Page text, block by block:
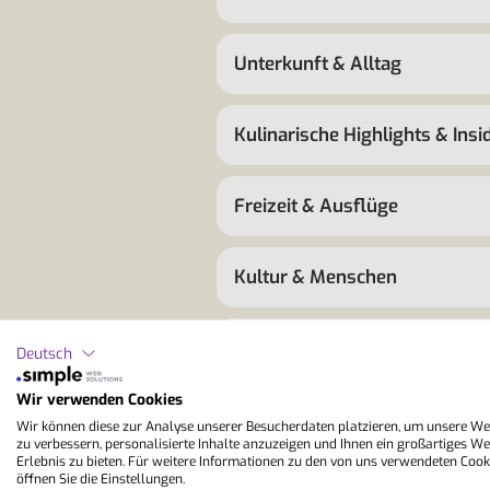
Unterkunft & Alltag
Kulinarische Highlights &
Freizeit & Ausflüge
Kultur & Menschen
Klima & beste Reisezeit
Deutsch
Wir verwenden Cookies
Wir können diese zur Analyse unserer Besucherdaten platzieren, um unsere
zu verbessern, personalisierte Inhalte anzuzeigen und Ihnen ein großartiges
Erlebnis zu bieten. Für weitere Informationen zu den von uns verwendeten
öffnen Sie die Einstellungen.